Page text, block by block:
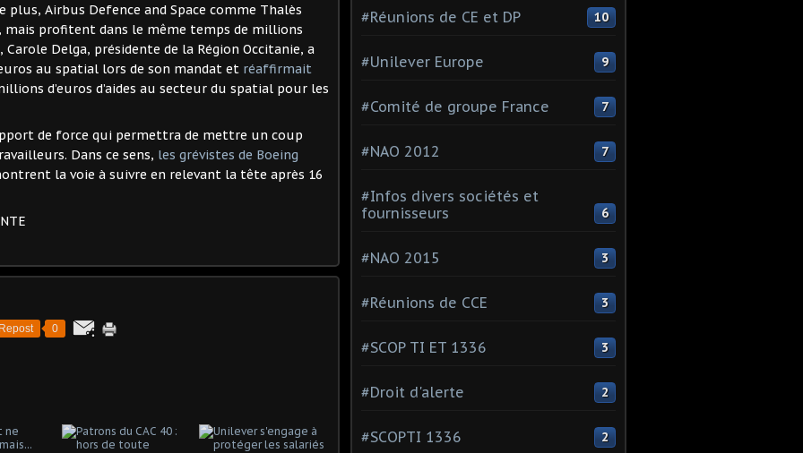
plus, Airbus Defence and Space comme Thalès
mais profitent dans le même temps de millions
Carole Delga, présidente de la Région Occitanie, a
au spatial lors de son mandat et réaffirmait
d’euros d’aides au secteur du spatial pour les
de force qui permettra de mettre un coup
Dans ce sens, les grévistes de Boeing
la voie à suivre en relevant la tête après 16
Repost 0
#Réunions de CE et DP 10
#Unilever Europe 9
#Comité de groupe France 7
#NAO 2012 7
#Infos divers sociétés et
fournisseurs
6
#NAO 2015 3
#Réunions de CCE 3
#SCOP TI ET 1336 3
#Droit d'alerte 2
#SCOPTI 1336 2